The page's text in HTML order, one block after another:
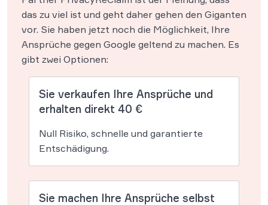
das zu viel ist und geht daher gehen den Giganten
vor. Sie haben jetzt noch die Möglichkeit, Ihre
Ansprüche gegen Google geltend zu machen. Es
gibt zwei Optionen:
Sie verkaufen Ihre Ansprüche und
erhalten direkt 40 €
Null Risiko, schnelle und garantierte
Entschädigung.
Sie machen Ihre Ansprüche selbst